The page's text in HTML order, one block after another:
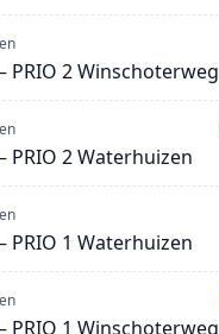
PRIO 2 Winschoterweg
PRIO 2 Waterhuizen
PRIO 1 Waterhuizen
PRIO 1 Winschoterweg